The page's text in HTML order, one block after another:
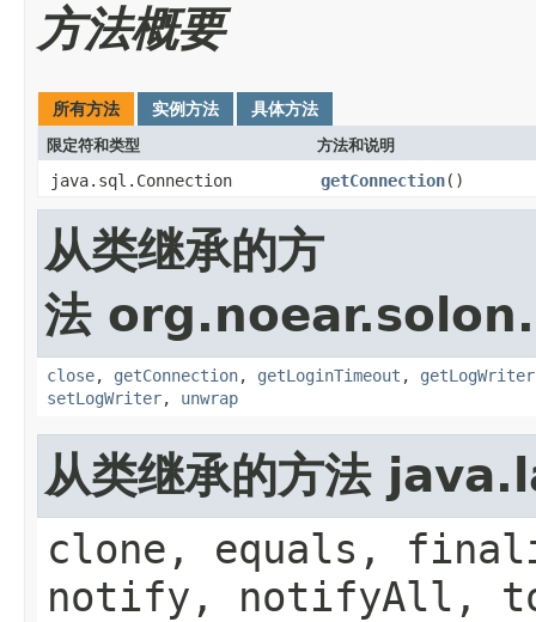
方法概要
所有方法 实例方法 具体方法
限定符和类型 方法和说明
java.sql.Connection getConnection()
从类继承的方
法
close, getConnection, getLoginTimeout , getLogWriter
setLogWriter, unwrap
从类继承的方法
clone, equals,
notify, notifyAll,